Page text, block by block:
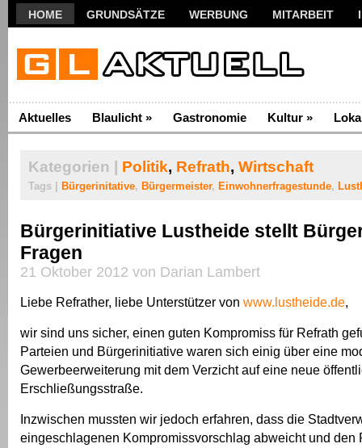
HOME GRUNDSÄTZE WERBUNG MITARBEIT
Aktuelles Blaulicht » Gastronomie Kultur »
Kategorien | Politik, Refrath, Wirtschaft
Tags | Bürgerinitative, Bürgermeister, Einwohnerfragestunde,
Bürgerinitiative Lustheide stellt
Fragen
21 Oktober 2012 von Darian Lambert
Liebe Refrather, liebe Unterstützer von www.lustheide.de,
wir sind uns sicher, einen guten Kompromiss für Refrath
Parteien und Bürgerinitiative waren sich einig über eine
Gewerbeerweiterung mit dem Verzicht auf eine neue
Erschließungsstraße.
Inzwischen mussten wir jedoch erfahren, dass die
eingeschlagenen Kompromissvorschlag abweicht und den